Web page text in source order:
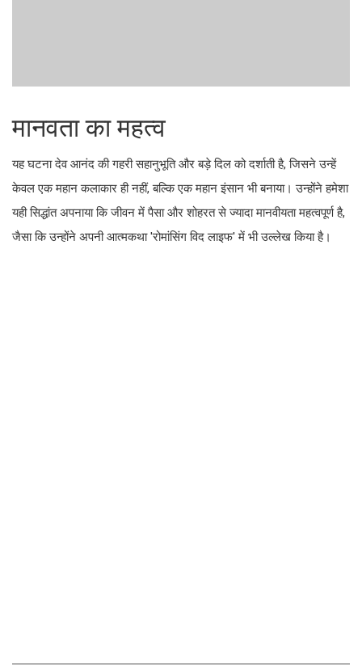
मानवता का महत्व
यह घटना देव आनंद की गहरी सहानुभूति और बड़े दिल को दर्शाती है, जिसने उन्हें
केवल एक महान कलाकार ही नहीं, बल्कि एक महान इंसान भी बनाया। उन्होंने हमेशा
यही सिद्धांत अपनाया कि जीवन में पैसा और शोहरत से ज्यादा मानवीयता महत्वपूर्ण है,
जैसा कि उन्होंने अपनी आत्मकथा 'रोमांसिंग विद लाइफ' में भी उल्लेख किया है।